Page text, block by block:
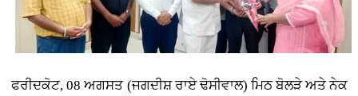
ਫਰੀਦਕੋਟ, 08 ਅਗਸਤ (ਜਗਦੀਸ਼ ਰਾਏ ਢੋਸੀਵਾਲ) ਮਿਠ ਬੋਲੜੇ ਅਤੇ ਨੇਕ